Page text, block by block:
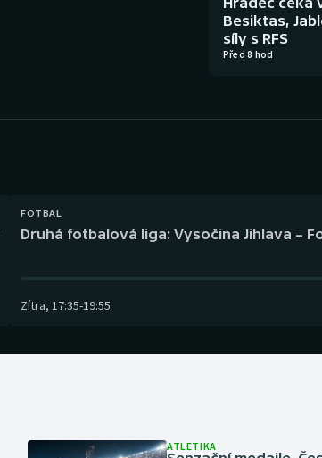
Besiktas,
síly s RFS
Před 8 hod
FOTBAL
Druhá fotbalová liga: Vysočina Jihlava –
Zítra, 17:35-19:55
ATLETIKA